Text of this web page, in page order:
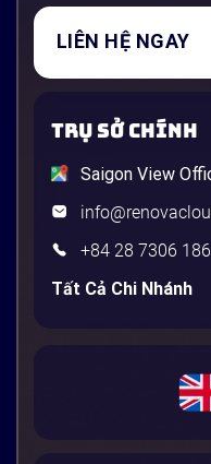
LIÊN HỆ NGAY
TRỤ SỞ CHÍNH
Saigon View
+84 28 7306
Tất Cả Chi Nhánh